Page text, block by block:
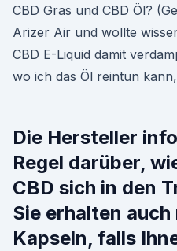
CBD Gras und CBD Öl?
Arizer Air und wollte
CBD E-Liquid damit
wo ich das Öl reintun
Die Hersteller
Regel darüber,
CBD sich in den
Sie erhalten
Kapseln, falls